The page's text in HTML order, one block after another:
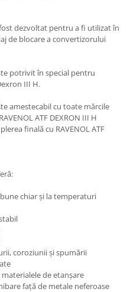
fost dezvoltat pentru a fi utilizat în
de blocare a convertizorului
potrivit în special pentru
III H.
amestecabil cu toate mărcile
ATF DEXRON III H
finală cu RAVENOL ATF
chiar și la temperaturi
coroziunii și spumării
de etanșare
față de metale neferoase